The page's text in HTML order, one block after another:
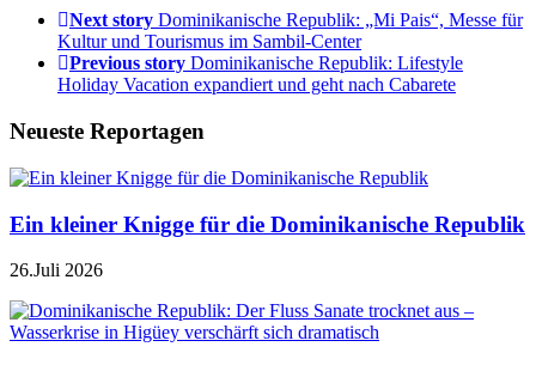
Next story Dominikanische Republik: „Mi Pais“, Messe für
Kultur und Tourismus im Sambil-Center
Previous story Dominikanische Republik: Lifestyle
Holiday Vacation expandiert und geht nach Cabarete
Neueste Reportagen
Ein kleiner Knigge für die Dominikanische Republik
26.Juli 2026